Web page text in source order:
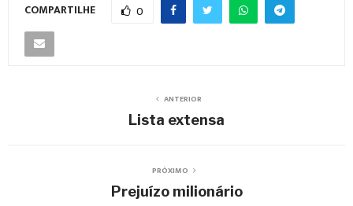
COMPARTILHE 0
ANTERIOR
Lista extensa
PRÓXIMO
Prejuízo milionário